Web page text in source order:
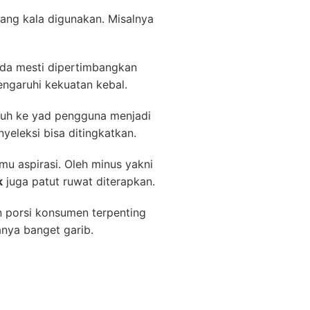
kala digunakan. Misalnya
mesti dipertimbangkan
kekuatan kebal.
ke yad pengguna menjadi
bisa ditingkatkan.
aspirasi. Oleh minus yakni
juga patut ruwat diterapkan.
porsi konsumen terpenting
banget garib.